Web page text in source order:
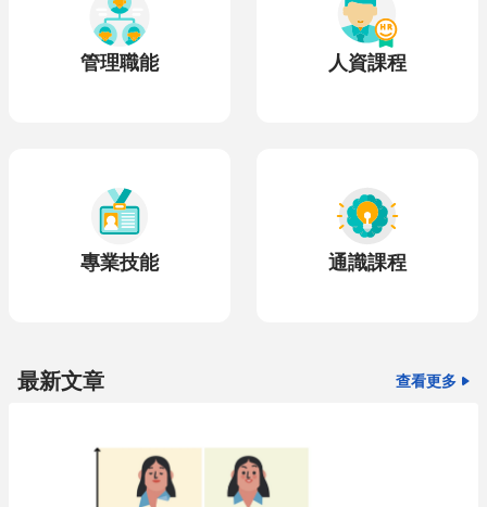
管理職能 人資課程
專業技能 通識課程
最新文章 查看更多